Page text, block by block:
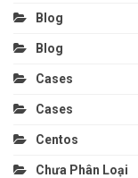
Blog
Blog
Cases
Cases
Centos
Chưa Phân Loại